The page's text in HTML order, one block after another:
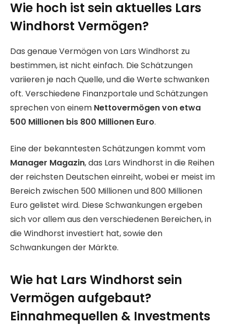
Wie hoch ist sein aktuelles Lars
Windhorst Vermögen?
Das genaue Vermögen von Lars Windhorst zu
bestimmen, ist nicht einfach. Die Schätzungen
variieren je nach Quelle, und die Werte schwanken
oft. Verschiedene Finanzportale und Schätzungen
sprechen von einem Nettovermögen von etwa
500 Millionen bis 800 Millionen Euro.
Eine der bekanntesten Schätzungen kommt vom
Manager Magazin, das Lars Windhorst in die Reihen
der reichsten Deutschen einreiht, wobei er meist im
Bereich zwischen 500 Millionen und 800 Millionen
Euro gelistet wird. Diese Schwankungen ergeben
sich vor allem aus den verschiedenen Bereichen, in
die Windhorst investiert hat, sowie den
Schwankungen der Märkte.
Wie hat Lars Windhorst sein
Vermögen aufgebaut?
Einnahmequellen & Investments